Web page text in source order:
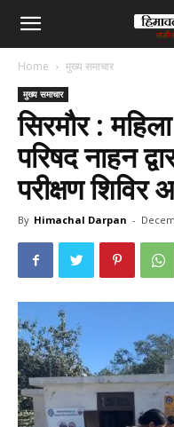
हिमाचल
लाइव
टीवी
Home मुख्य समाचार
मुख्य समाचार
सिरमौर :
परिषद नाहन
परीक्षण शिविर
By Himachal Darpan -